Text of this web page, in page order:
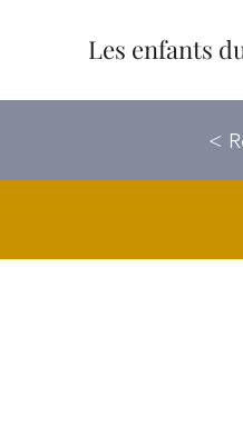
Les enfants
<